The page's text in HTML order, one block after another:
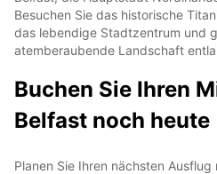
Besuchen Sie das historische
das lebendige Stadtzentrum und
atemberaubende Landschaft
Buchen Sie Ihren
Belfast noch heute
Planen Sie Ihren nächsten